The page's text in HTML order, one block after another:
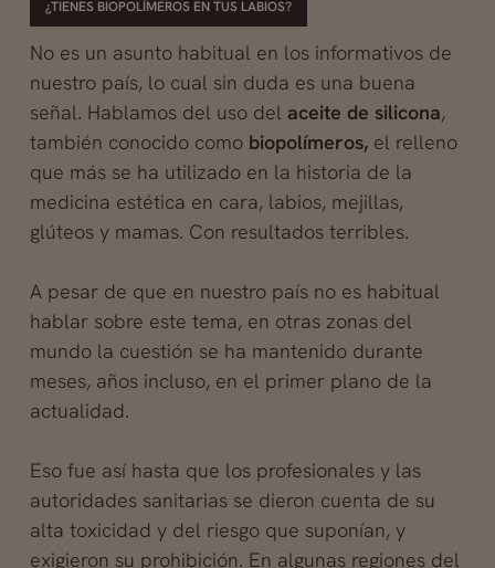
¿TIENES BIOPOLÍMEROS EN TUS LABIOS?
No es un asunto habitual en los informativos de
nuestro país, lo cual sin duda es una buena
señal. Hablamos del uso del aceite de silicona,
también conocido como biopolímeros,el relleno
que más se ha utilizado en la historia de la
medicina estética en cara, labios, mejillas,
glúteos y mamas. Con resultados terribles.
A pesar de que en nuestro país no es habitual
hablar sobre este tema, en otras zonas del
mundo la cuestión se ha mantenido durante
meses, años incluso, en el primer plano de la
actualidad.
Eso fue así hasta que los profesionales y las
autoridades sanitarias se dieron cuenta de su
alta toxicidad y del riesgo que suponían, y
exigieron su prohibición. En algunas regiones del